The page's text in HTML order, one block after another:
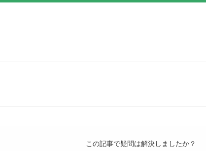
この記事で疑問は解決しましたか？